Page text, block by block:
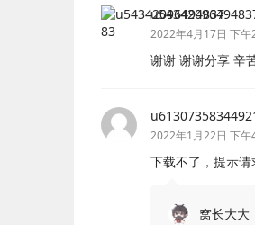
2022年4月17日 下午
谢谢 谢谢分享 辛
2022年1月22日 下午
下载不了，提示
窝长大大